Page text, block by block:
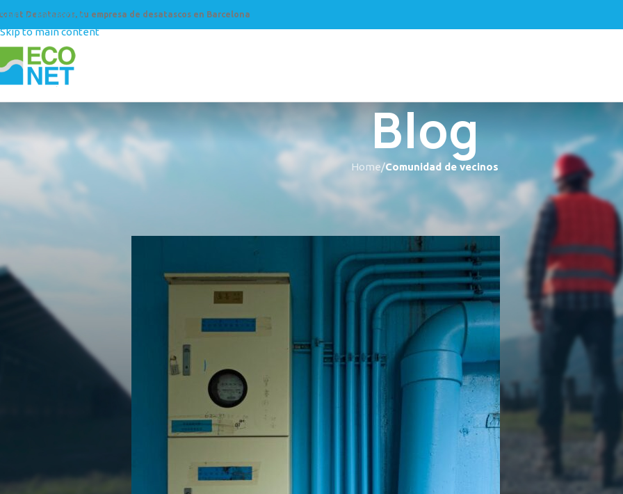
Skip to navigation
Skip to main content
Desatascos, tu empresa de desatascos en Barcelona
Blog
Home/Comunidad de vecinos
Mantenimiento de tuberías en comunidades de vecinos